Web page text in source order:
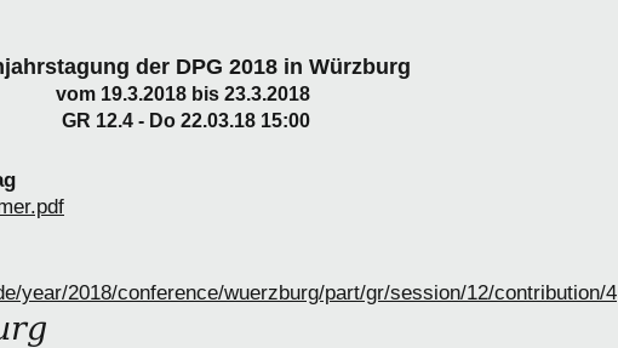
der DPG 2018 in Würzburg
vom 19.3.2018 bis 23.3.2018
GR 12.4 - Do 22.03.18 15:00
year/2018/conference/wuerzburg/part/gr/session/12/contribution/4